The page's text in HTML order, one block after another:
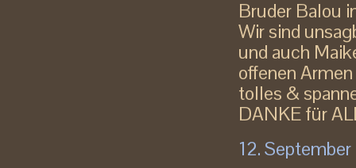
Bruder Balou
Wir sind
und auch
offenen
tolles &
DANKE für
12.